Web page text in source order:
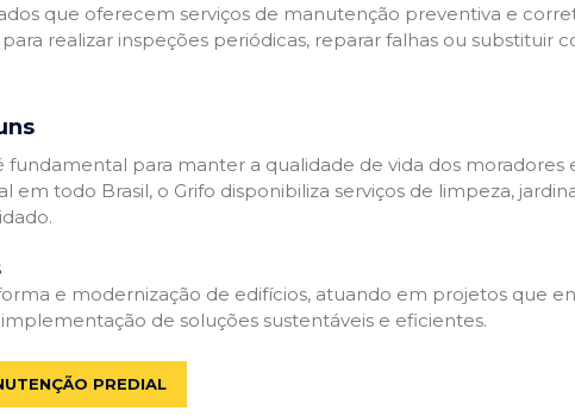
que oferecem serviços de manutenção preventiva e
para realizar inspeções periódicas, reparar falhas ou substituir
fundamental para manter a qualidade de vida dos moradores
em todo Brasil, o Grifo disponibiliza serviços de limpeza,
e modernização de edifícios, atuando em projetos que
de soluções sustentáveis e eficientes.
PREDIAL